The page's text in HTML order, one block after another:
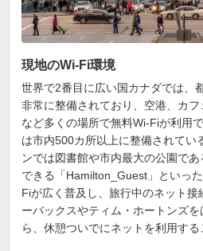
現地のWi-Fi環境
世界で2番目に広い国カナダでは、
非常に整備されており、空港、カ
など多くの場所で無料Wi-Fiが利用
は市内500カ所以上に整備されてい
ンでは図書館や市内最大の公園で
できる「Hamilton_Guest」といっ
Fiが広く普及し、旅行中のネット接
ーバックスやティム・ホートンズ
ら、休憩ついでにネットを利用する